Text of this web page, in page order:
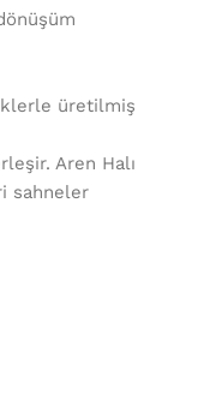
üretilmiş
Aren Halı
sahneler